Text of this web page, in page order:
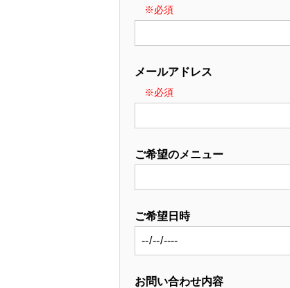
メールアドレス
ご希望のメニュー
ご希望日時
お問い合わせ内容